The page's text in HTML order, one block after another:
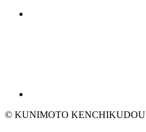
© KUNIMOTO KENCHIKUDOU